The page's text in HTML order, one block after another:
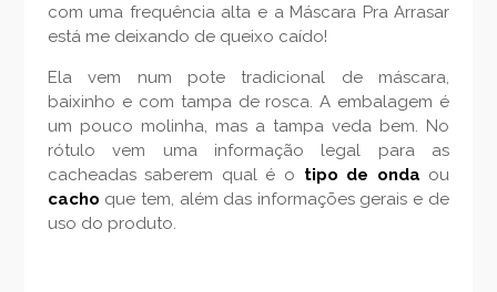
com uma frequência alta e a Máscara Pra Arrasar
está me deixando de queixo caído!
Ela vem num pote tradicional de máscara,
baixinho e com tampa de rosca. A embalagem é
um pouco molinha, mas a tampa veda bem. No
rótulo vem uma informação legal para as
cacheadas saberem qual é o tipo de onda ou
cacho que tem, além das informações gerais e de
uso do produto.